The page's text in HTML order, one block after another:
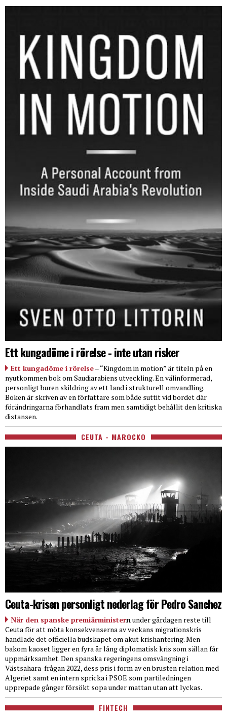
Ett kungadöme i rörelse - inte utan risker
Ett kungadöme i rörelse– “Kingdom in motion” är titeln på en
nyutkommen bok om Saudiarabiens utveckling. En välinformerad,
personligt buren skildring av ett land i strukturell omvandling.
Boken är skriven av en författare som både suttit vid bordet där
förändringarna förhandlats fram men samtidigt behållit den kritiska
distansen.
CEUTA - MAROCKO
Ceuta-krisen personligt nederlag för Pedro Sanchez
När den spanske premiärministernunder gårdagen reste till
Ceuta för att möta konsekvenserna av veckans migrationskris
handlade det officiella budskapet om akut krishantering. Men
bakom kaoset ligger en fyra år lång diplomatisk kris som sällan får
uppmärksamhet. Den spanska regeringens omsvängning i
Västsahara-frågan 2022, dess pris i form av en brusten relation med
Algeriet samt en intern spricka i PSOE som partiledningen
upprepade gånger försökt sopa under mattan utan att lyckas.
FINTECH